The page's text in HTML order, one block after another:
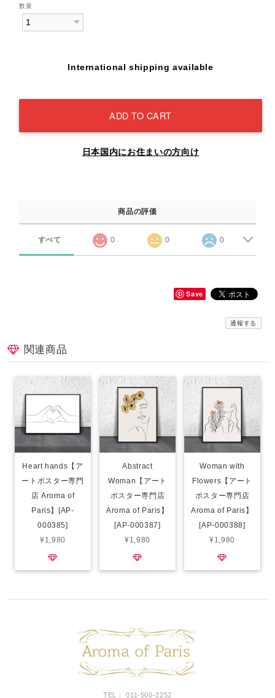
数量
International shipping available
ADD TO CART
日本国内にお住まいの方向け
商品の評価
すべて 0 0 0
Save
通報する
関連商品
Heart hands【ア
ートポスター専門
店 Aroma of
Paris】[AP-
000385]
¥1,980
Abstract
Woman【アート
ポスター専門店
Aroma of Paris】
[AP-000387]
¥1,980
Woman with
Flowers【アート
ポスター専門店
Aroma of Paris】
[AP-000388]
¥1,980
TEL： 011-500-2252